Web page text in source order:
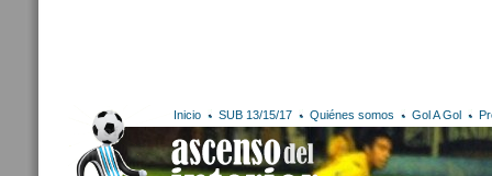
Inicio SUB 13/15/17 Quiénes somos Gol A Gol